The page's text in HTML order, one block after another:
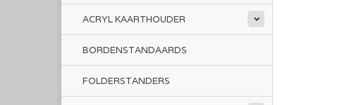
ACRYL KAARTHOUDER
BORDENSTANDAARDS
FOLDERSTANDERS